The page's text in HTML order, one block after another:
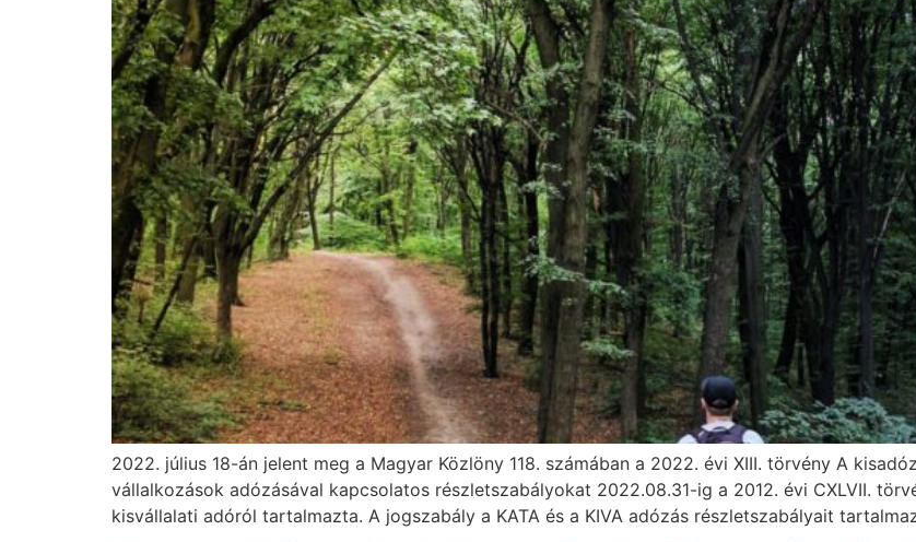
2022. július 18-án jelent meg a Magyar Közlöny 118. számában a 2022. évi XIII. törvény A
vállalkozások adózásával kapcsolatos részletszabályokat 2022.08.31-ig a 2012. évi CXLVII.
kisvállalati adóról tartalmazta. A jogszabály a KATA és a KIVA adózás részletszabályait